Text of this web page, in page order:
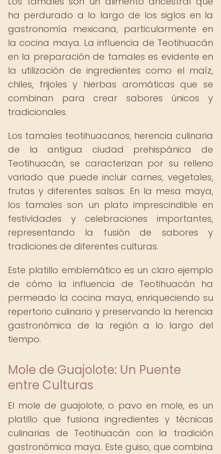
ha perdurado a lo largo de los siglos en la
gastronomía mexicana, particularmente en
la cocina maya. La influencia de Teotihuacán
en la preparación de tamales es evidente en
la utilización de ingredientes como el maíz,
chiles, frijoles y hierbas aromáticas que se
combinan para crear sabores únicos y
tradicionales.
Los tamales teotihuacanos, herencia culinaria
de la antigua ciudad prehispánica de
Teotihuacán, se caracterizan por su relleno
variado que puede incluir carnes, vegetales,
frutas y diferentes salsas. En la mesa maya,
los tamales son un plato imprescindible en
festividades y celebraciones importantes,
representando la fusión de sabores y
tradiciones de diferentes culturas.
Este platillo emblemático es un claro ejemplo
de cómo la influencia de Teotihuacán ha
permeado la cocina maya, enriqueciendo su
repertorio culinario y preservando la herencia
gastronómica de la región a lo largo del
tiempo.
Mole de Guajolote: Un Puente
entre Culturas
El mole de guajolote, o pavo en mole, es un
platillo que fusiona ingredientes y técnicas
culinarias de Teotihuacán con la tradición
gastronómica maya. Este guiso, que combina